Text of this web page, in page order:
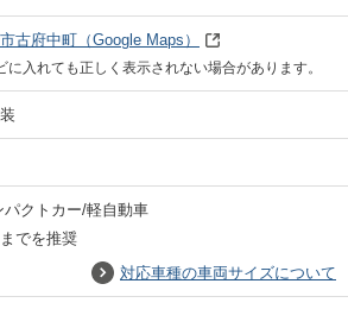
古府中町 （Google Maps）
入れても正しく表示されない場合があります。
パクトカー/軽自動車
でを推奨
対応車種の車両サイズについて